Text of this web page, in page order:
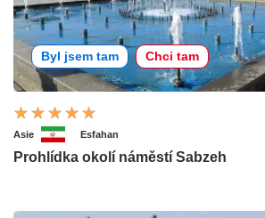
Byl jsem tam Chci tam
Asie Esfahan
Prohlídka okolí náměstí Sabzeh